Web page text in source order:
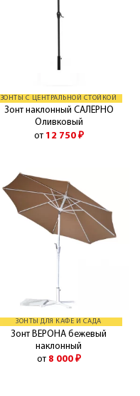
ЗОНТЫ С ЦЕНТРАЛЬНОЙ СТОЙКОЙ
Зонт наклонный САЛЕРНО
Оливковый
от 12 750 ₽
ЗОНТЫ ДЛЯ КАФЕ И САДА
Зонт ВЕРОНА бежевый
наклонный
от 8 000 ₽